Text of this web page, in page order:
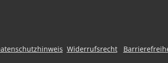
Widerrufsrecht